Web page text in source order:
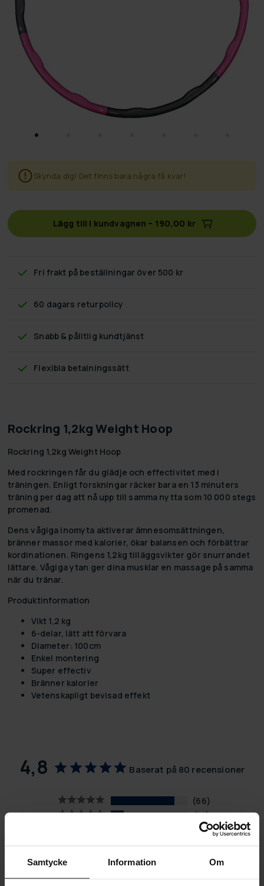
Samtycke Information Om
Skynda dig! Det finns bara några få kvar!
Lägg till i kundvagnen – 190,00 kr
Fri frakt på beställningar över 500 kr
60 dagars returpolicy
Snabb & pålitlig kundtjänst
Flexibla betalningssätt
Rockring 1,2kg Weight Hoop
Rockring 1,2kg Weight Hoop
Med rockringen får du glädje och effectivitet med i
träningen. Enligt forskningar räcker bara en 13 minuters
träning per dag att nå upp till samma nytta som 10 000 stegs
promenad.
Dens vågiga inomyta aktiverar ämnesomsättningen,
bränner massor med kalorier, ökar balansen och förbättrar
kordinationen. Ringens 1,2kg tilläggsvikter gör snurrandet
lättare. Vågiga ytan ger dina musklar en massage på samma
när du tränar.
Produktinformation
Vikt 1,2 kg
6-delar, lätt att förvara
Diameter: 100cm
Enkel montering
Super effectiv
Bränner kalorier
Vetenskapligt bevisad effekt
4,8 Baserat på 80 recensioner
66
14
0